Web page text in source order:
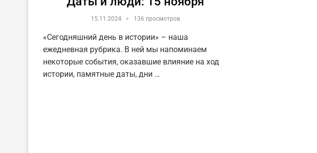
15.11.2024 136 просмотров
«Сегодняшний день в истории» – наша
ежедневная рубрика. В ней мы напоминаем
некоторые события, оказавшие влияние на ход
истории, памятные даты, дни …